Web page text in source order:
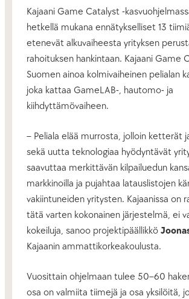
Kajaani Game Catalyst -
hetkellä mukana ennätykselliset 13
etenevät alkuvaiheesta yrityksen
rahoituksen hankintaan. Kajaani Game
Suomen ainoa kolmivaiheinen pelialan
joka kattaa GameLAB-, hautomo- ja
kiihdyttämövaiheen.
– Peliala elää murrosta, jolloin ketterät
sekä uutta teknologiaa hyödyntävät
saavuttaa merkittävän kilpailuedun
markkinoilla ja pujahtaa latauslistojen
vakiintuneiden yritysten. Kajaanissa on
tätä varten kokonainen järjestelmä, ei
kokeiluja, sanoo projektipäällikkö
Kajaanin ammattikorkeakoulusta.
Vuosittain ohjelmaan tulee 50–60
osa on valmiita tiimejä ja osa yksilöitä,